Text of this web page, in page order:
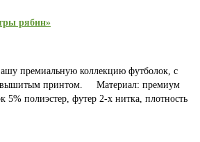
рябин»
премиальную коллекцию футболок, с
вышитым принтом. Материал: премиум
5% полиэстер, футер 2-х нитка, плотность